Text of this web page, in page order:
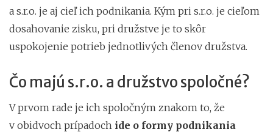
a s.r.o. je aj cieľ ich podnikania. Kým pri s.r.o. je cieľom
dosahovanie zisku, pri družstve je to skôr
uspokojenie potrieb jednotlivých členov družstva.
Čo majú s.r.o. a družstvo spoločné?
V prvom rade je ich spoločným znakom to, že
v obidvoch prípadoch ide o formy podnikania